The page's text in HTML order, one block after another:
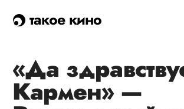
такое кино
«Да
Кармен» —